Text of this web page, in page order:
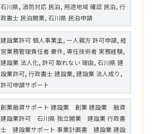
石川県, 消防対応 民泊, 用途地域 確認 民泊, 行
政書士 民泊開業, 石川県 民泊申請
建設業許可 個人事業主, 一人親方 許可申請, 経
営業務管理責任者 要件, 専任技術者 実務経験,
建設業 法人化, 許可 取れない 理由, 石川県 建
設業許可, 行政書士 建設業, 建設業 法人成り,
許可申請サポート
創業融資サポート 建設業 創業 建設業 融資
建設業許可 石川県 独立開業 建設業 行政書
士 建設業サポート 事業計画書 建設業 建設